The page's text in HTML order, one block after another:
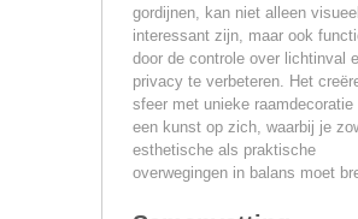
gordijnen, kan niet alleen visueel
interessant zijn, maar ook
door de controle over lichtinval
privacy te verbeteren. Het
sfeer met unieke raamdecoratie
een kunst op zich, waarbij je
esthetische als praktische
overwegingen in balans moet